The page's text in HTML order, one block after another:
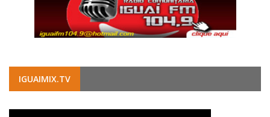
IGUAIMIX.TV